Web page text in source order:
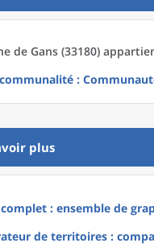
de Gans (33180)
:
plus
complet : ensemble de
de territoires :